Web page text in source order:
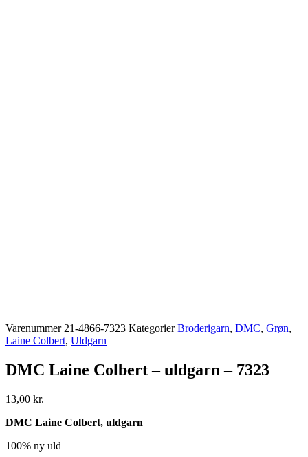
Varenummer 21-4866-7323 Kategorier Broderigarn, DMC, Grøn,
Laine Colbert, Uldgarn
DMC Laine Colbert – uldgarn – 7323
13,00 kr.
DMC Laine Colbert, uldgarn
100% ny uld